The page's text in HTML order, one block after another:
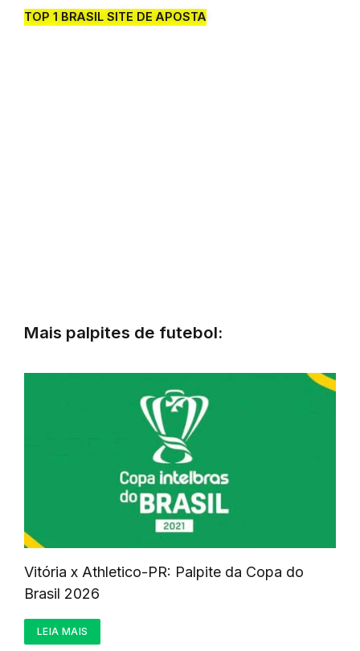
TOP 1 BRASIL SITE DE APOSTA
Mais palpites de futebol:
Vitória x Athletico-PR: Palpite da Copa do
Brasil 2026
LEIA MAIS